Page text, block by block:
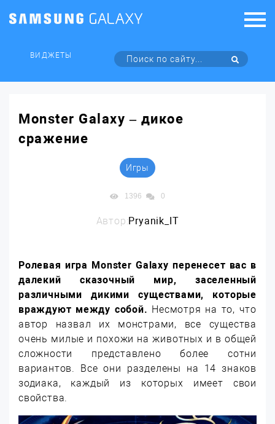
ВИДЖЕТЫ
Monster Galaxy – дикое
сражение
Игры
1396 0
Автор:Pryanik_IT
Ролевая игра Monster Galaxy перенесет вас в
далекий сказочный мир, заселенный
различными дикими существами, которые
враждуют между собой. Несмотря на то, что
автор назвал их монстрами, все существа
очень милые и похожи на животных и в общей
сложности представлено более сотни
вариантов. Все они разделены на 14 знаков
зодиака, каждый из которых имеет свои
свойства.